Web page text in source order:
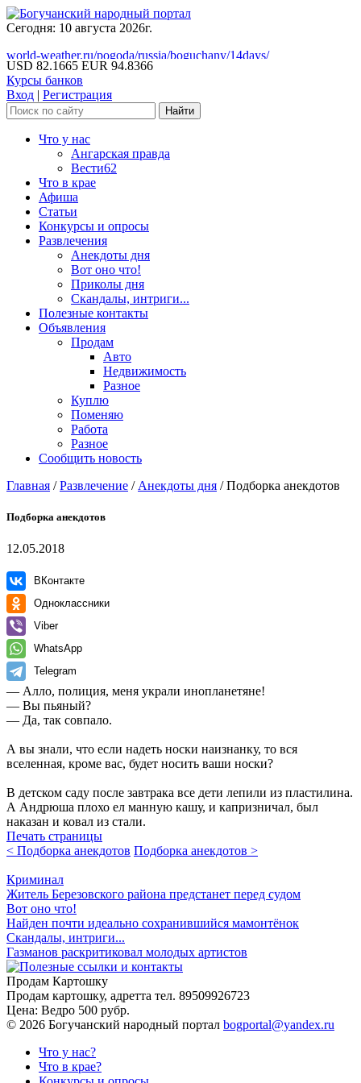
Сегодня: 10 августа 2026г.
world-weather.ru/pogoda/russia/boguchany/14days/
USD 82.1665 EUR 94.8366
Курсы банков
Вход | Регистрация
Что у нас
Ангарская правда
Вести62
Что в крае
Афиша
Статьи
Конкурсы и опросы
Развлечения
Анекдоты дня
Вот оно что!
Приколы дня
Скандалы, интриги...
Полезные контакты
Объявления
Продам
Авто
Недвижимость
Разное
Куплю
Поменяю
Работа
Разное
Сообщить новость
Главная /Развлечение / Анекдоты дня /Подборка анекдотов
Подборка анекдотов
12.05.2018
ВКонтакте
Одноклассники
Viber
WhatsApp
Telegram
— Алло, полиция, меня украли инопланетяне!
— Вы пьяный?
— Да, так совпало.
А вы знали, что если надеть носки наизнанку, то вся
вселенная, кроме вас, будет носить ваши носки?
В детском саду после завтрака все дети лепили из пластилина.
А Андрюша плохо ел манную кашу, и капризничал, был
наказан и ковал из стали.
Печать страницы
< Подборка анекдотов Подборка анекдотов >
Криминал
Житель Березовского района предстанет перед судом
Вот оно что!
Найден почти идеально сохранившийся мамонтёнок
Скандалы, интриги...
Газманов раскритиковал молодых артистов
Продам Картошку
Продам картошку, адретта тел. 89509926723
Цена: Ведро 500 рубр.
© 2026 Богучанский народный портал bogportal@yandex.ru
Что у нас?
Что в крае?